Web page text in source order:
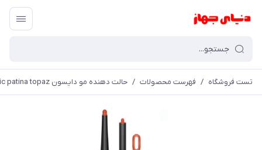
تست فروشگاه / فهرست محصولات / حالت دهنده مو دایسون dyson airwrap Hs08 ceramic patina topaz